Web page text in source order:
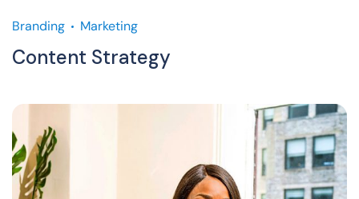
Branding Marketing
Content Strategy